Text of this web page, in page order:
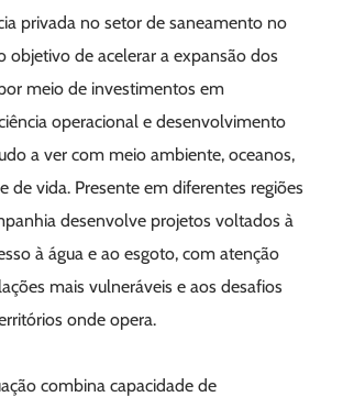
privada no setor de saneamento no
objetivo de acelerar a expansão dos
meio de investimentos em
operacional e desenvolvimento
a ver com meio ambiente, oceanos,
de vida. Presente em diferentes regiões
desenvolve projetos voltados à
à água e ao esgoto, com atenção
mais vulneráveis e aos desafios
onde opera.
combina capacidade de